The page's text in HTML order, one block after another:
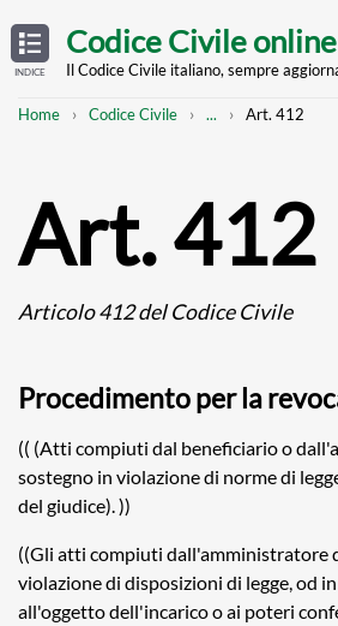
TABLE
OF
CONTENTS
INDICE
main
Codice Civile online
Il Codice Civile italiano, sempre
Breadcrumb
Home Codice Civile
Mostra
... Art. 412
Art. 412
Articolo 412 del Codice Civile
Procedimento per la
(( (Atti compiuti dal beneficiario o
sostegno in violazione di norme di
del giudice). ))
((Gli atti compiuti dall'amministratore
violazione di disposizioni di legge, od
all'oggetto dell'incarico o ai poteri